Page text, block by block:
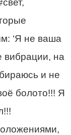
‘Я не ваша
вибрации, на
и не
болото!!! Я